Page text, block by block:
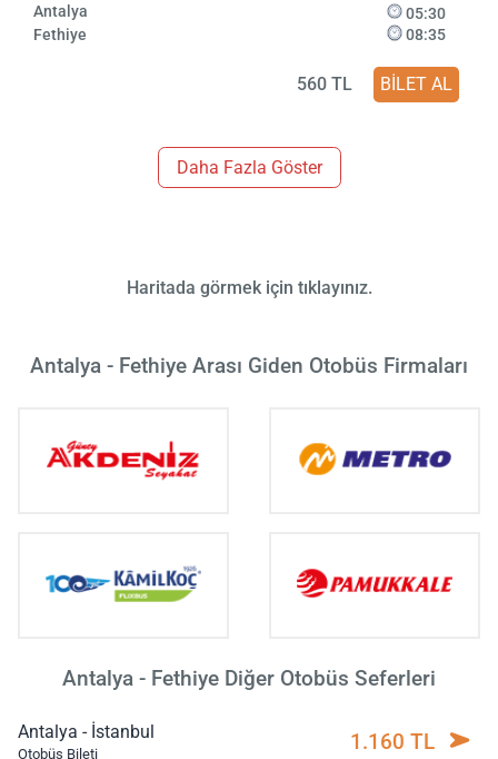
Antalya
Fethiye
05:30
08:35
560 TL BİLET AL
Daha Fazla Göster
Haritada görmek için tıklayınız.
Antalya - Fethiye Arası Giden Otobüs Firmaları
Antalya - Fethiye Diğer Otobüs Seferleri
Antalya - İstanbul
Otobüs Bileti 1.160 TL